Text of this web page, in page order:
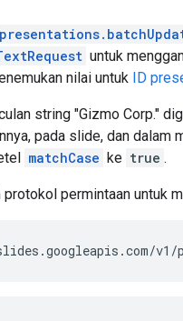
untuk
nilai untuk ID
string "Gizmo Corp."
pada slide, dan
matchCase ke true .
protokol permintaan untuk
v1/